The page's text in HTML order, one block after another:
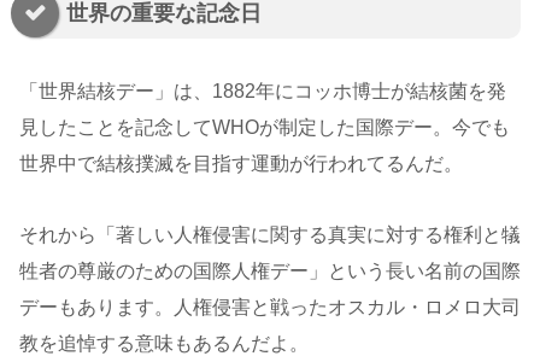
世界の重要な記念日
「世界結核デー」は、1882年にコッホ博士が結核菌を発
見したことを記念してWHOが制定した国際デー。今でも
世界中で結核撲滅を目指す運動が行われてるんだ。
それから「著しい人権侵害に関する真実に対する権利と犠
牲者の尊厳のための国際人権デー」という長い名前の国際
デーもあります。人権侵害と戦ったオスカル・ロメロ大司
教を追悼する意味もあるんだよ。